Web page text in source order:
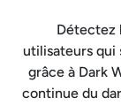
Détectez
utilisateurs qui
grâce à Dark
continue du